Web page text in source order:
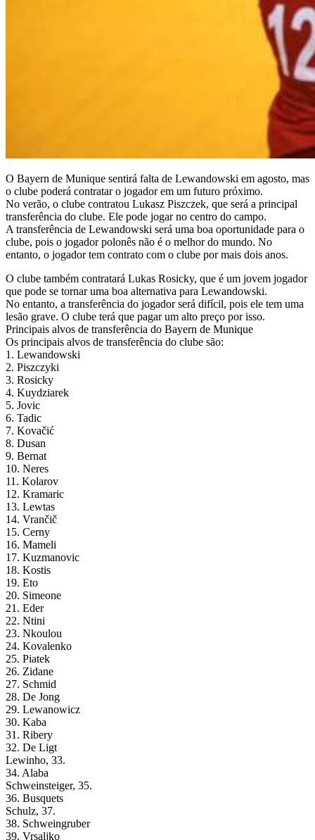
O Bayern de Munique sentirá falta de Lewandowski em agosto, mas
o clube poderá contratar o jogador em um futuro próximo.
No verão, o clube contratou Lukasz Piszczek, que será a principal
transferência do clube. Ele pode jogar no centro do campo.
A transferência de Lewandowski será uma boa oportunidade para o
clube, pois o jogador polonês não é o melhor do mundo. No
entanto, o jogador tem contrato com o clube por mais dois anos.
O clube também contratará Lukas Rosicky, que é um jovem jogador
que pode se tornar uma boa alternativa para Lewandowski.
No entanto, a transferência do jogador será difícil, pois ele tem uma
lesão grave. O clube terá que pagar um alto preço por isso.
Principais alvos de transferência do Bayern de Munique
Os principais alvos de transferência do clube são:
1. Lewandowski
2. Piszczyki
3. Rosicky
4. Kuydziarek
5. Jovic
6. Tadic
7. Kovačić
8. Dusan
9. Bernat
10. Neres
11. Kolarov
12. Kramaric
13. Lewtas
14. Vrančič
15. Cerny
16. Mameli
17. Kuzmanovic
18. Kostis
19. Eto
20. Simeone
21. Eder
22. Ntini
23. Nkoulou
24. Kovalenko
25. Piatek
26. Zidane
27. Schmid
28. De Jong
29. Lewanowicz
30. Kaba
31. Ribery
32. De Ligt
Lewinho, 33.
34. Alaba
Schweinsteiger, 35.
36. Busquets
Schulz, 37.
38. Schweingruber
39. Vrsaljko